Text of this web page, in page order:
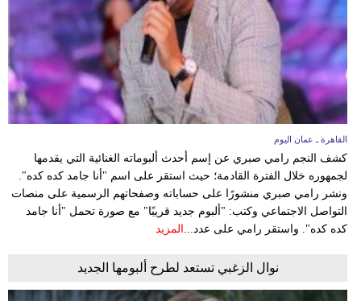
القاهرة ـ عمان اليوم
كشف النجم رامي صبري عن إسم أحدث ألبوماته الغنائية التي يقدمها
لجمهوره خلال الفترة القادمة؛ حيث استقر على اسم "أنا جامد كده كده".
ونشر رامي صبري منشورًا على حساباته وصفحاتهم الرسمية على منصات
التواصل الاجتماعي وكتب: "ألبوم جديد قريبًا" مع صورة تحمل "أنا جامد
كده كده". واستقر رامي على عدد... المزيد
نوال الزغبي تستعد لطرح ألبومها الجديد